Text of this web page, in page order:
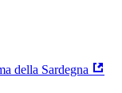
della Sardegna